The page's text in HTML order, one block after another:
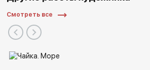
Смотреть все